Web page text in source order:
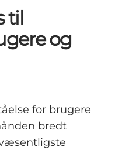
til
og
for brugere
bredt